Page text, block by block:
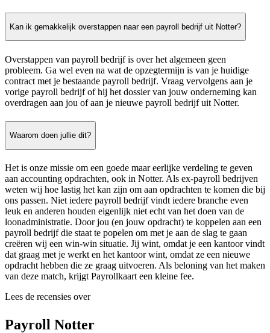
Kan ik gemakkelijk overstappen naar een payroll bedrijf uit Notter?
Overstappen van payroll bedrijf is over het algemeen geen
probleem. Ga wel even na wat de opzegtermijn is van je huidige
contract met je bestaande payroll bedrijf. Vraag vervolgens aan je
vorige payroll bedrijf of hij het dossier van jouw onderneming kan
overdragen aan jou of aan je nieuwe payroll bedrijf uit Notter.
Waarom doen jullie dit?
Het is onze missie om een goede maar eerlijke verdeling te geven
aan accounting opdrachten, ook in Notter. Als ex-payroll bedrijven
weten wij hoe lastig het kan zijn om aan opdrachten te komen die bij
ons passen. Niet iedere payroll bedrijf vindt iedere branche even
leuk en anderen houden eigenlijk niet echt van het doen van de
loonadministratie. Door jou (en jouw opdracht) te koppelen aan een
payroll bedrijf die staat te popelen om met je aan de slag te gaan
creëren wij een win-win situatie. Jij wint, omdat je een kantoor vindt
dat graag met je werkt en het kantoor wint, omdat ze een nieuwe
opdracht hebben die ze graag uitvoeren. Als beloning van het maken
van deze match, krijgt Payrollkaart een kleine fee.
Lees de recensies over
Payroll Notter